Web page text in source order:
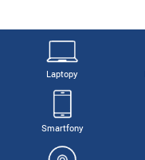
Laptopy
Smartfony